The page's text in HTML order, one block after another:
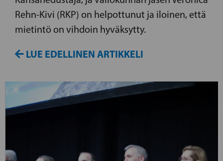
Rehn-Kivi (RKP) on helpottunut ja iloinen, että
mietintö on vihdoin hyväksytty.
LUE EDELLINEN ARTIKKELI